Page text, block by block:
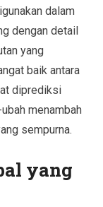
dalam
dengan detail
yang
baik antara
diprediksi
menambah
sempurna.
yang